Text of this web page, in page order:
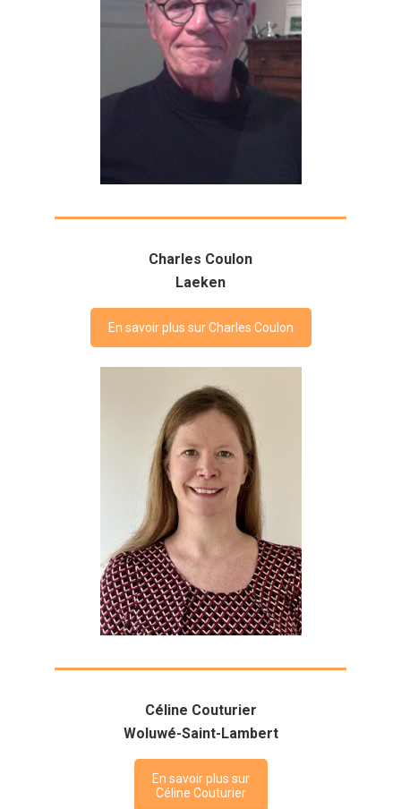
Charles Coulon
Laeken
En savoir plus sur Charles Coulon
Céline Couturier
Woluwé-Saint-Lambert
En savoir plus sur
Céline Couturier